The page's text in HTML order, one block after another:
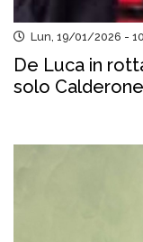
Lun, 19/01/2026 -
De Luca in
solo Calderone